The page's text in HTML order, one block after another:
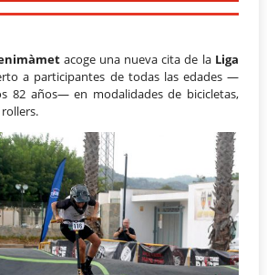
acoge una nueva cita de la Liga
a participantes de todas las edades —
82 años— en modalidades de bicicletas,